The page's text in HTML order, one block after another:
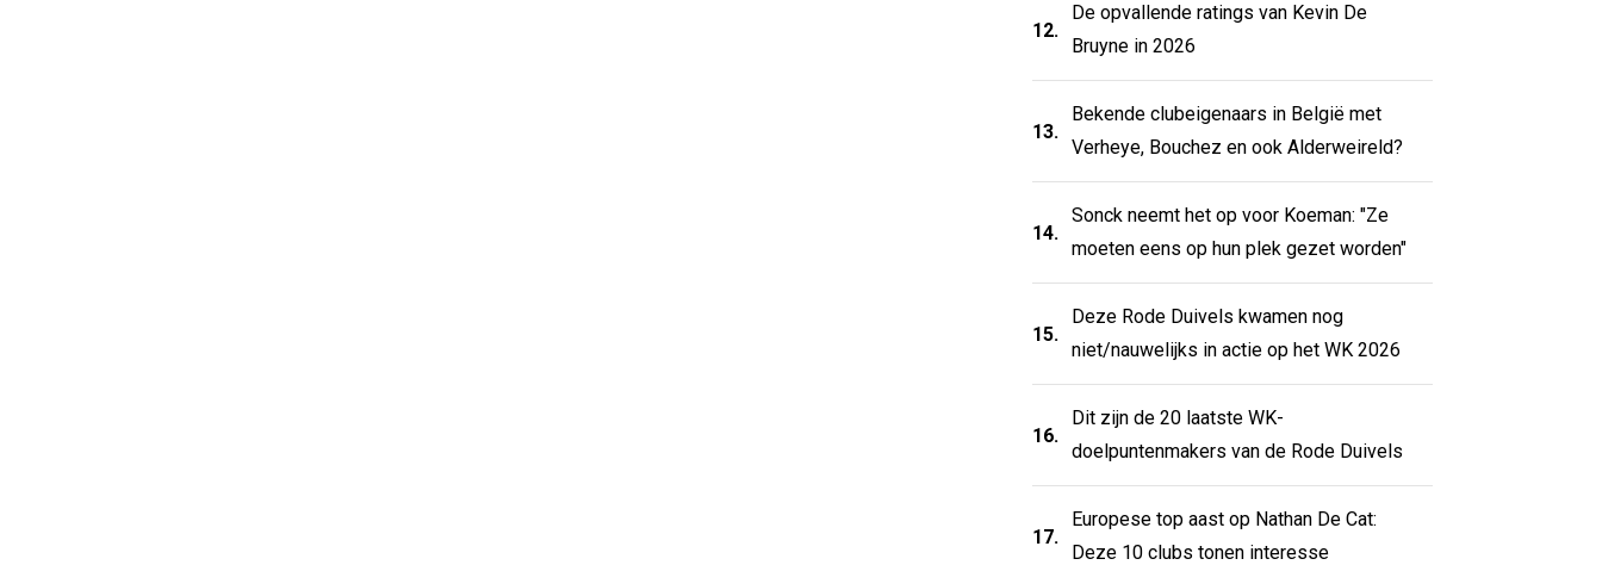
12.
De opvallende ratings van Kevin De
Bruyne in 2026
13.
Bekende clubeigenaars in België met
Verheye, Bouchez en ook Alderweireld?
14.
Sonck neemt het op voor Koeman: "Ze
moeten eens op hun plek gezet worden"
15.
Deze Rode Duivels kwamen nog
niet/nauwelijks in actie op het WK 2026
16.
Dit zijn de 20 laatste WK-
doelpuntenmakers van de Rode Duivels
17.
Europese top aast op Nathan De Cat:
Deze 10 clubs tonen interesse